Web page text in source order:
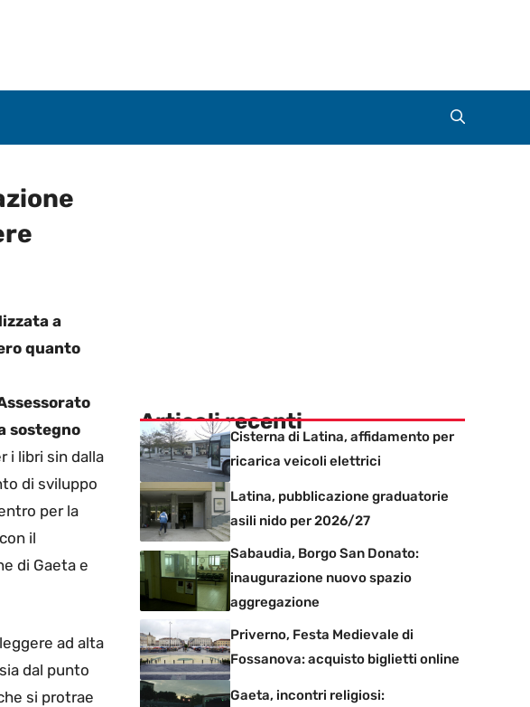
a
quanto
sostegno
i libri sin dalla
di sviluppo
per la
il
di Gaeta e
ad alta
dal punto
si protrae
Articoli recenti
Cisterna di Latina, affidamento per
ricarica veicoli elettrici
Latina, pubblicazione graduatorie
asili nido per 2026/27
Sabaudia, Borgo San Donato:
inaugurazione nuovo spazio
aggregazione
Priverno, Festa Medievale di
Fossanova: acquisto biglietti online
Gaeta, incontri religiosi: